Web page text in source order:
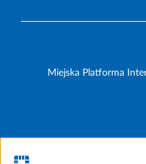
Miejska Platforma